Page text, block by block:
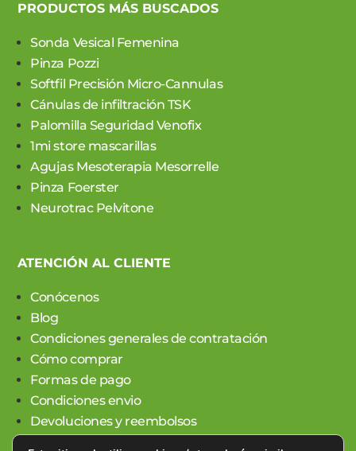
PRODUCTOS MÁS BUSCADOS
Sonda Vesical Femenina
Pinza Pozzi
Softfil Precisión Micro-Cannulas
Cánulas de infiltración TSK
Palomilla Seguridad Venofix
1mi store mascarillas
Agujas Mesoterapia Mesorrelle
Pinza Foerster
Neurotrac Pelvitone
ATENCIÓN AL CLIENTE
Conócenos
Blog
Condiciones generales de contratación
Cómo comprar
Formas de pago
Condiciones envio
Devoluciones y reembolsos